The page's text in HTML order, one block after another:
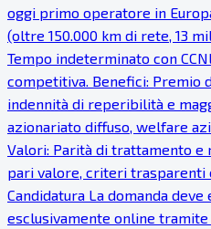
oggi primo operatore in
(oltre 150.000 km di rete, 13
Tempo indeterminato con
competitiva. Benefici: Premio
indennità di reperibilità e
azionariato diffuso, welfare
Valori: Parità di trattamento
pari valore, criteri trasparenti
Candidatura La domanda
esclusivamente online